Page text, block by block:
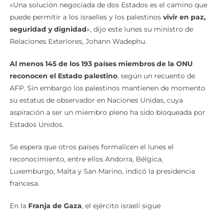
«Una solución negociada de dos Estados es el camino que
puede permitir a los israelíes y los palestinos vivir en paz,
seguridad y dignidad«, dijo este lunes su ministro de
Relaciones Exteriores, Johann Wadephu.
Al menos 145 de los 193 países miembros de la ONU
reconocen el Estado palestino, según un recuento de
AFP. Sin embargo los palestinos mantienen de momento
su estatus de observador en Naciones Unidas, cuya
aspiración a ser un miembro pleno ha sido bloqueada por
Estados Unidos.
Se espera que otros países formalicen el lunes el
reconocimiento, entre ellos Andorra, Bélgica,
Luxemburgo, Malta y San Marino, indicó la presidencia
francesa.
En la Franja de Gaza, el ejército israelí sigue